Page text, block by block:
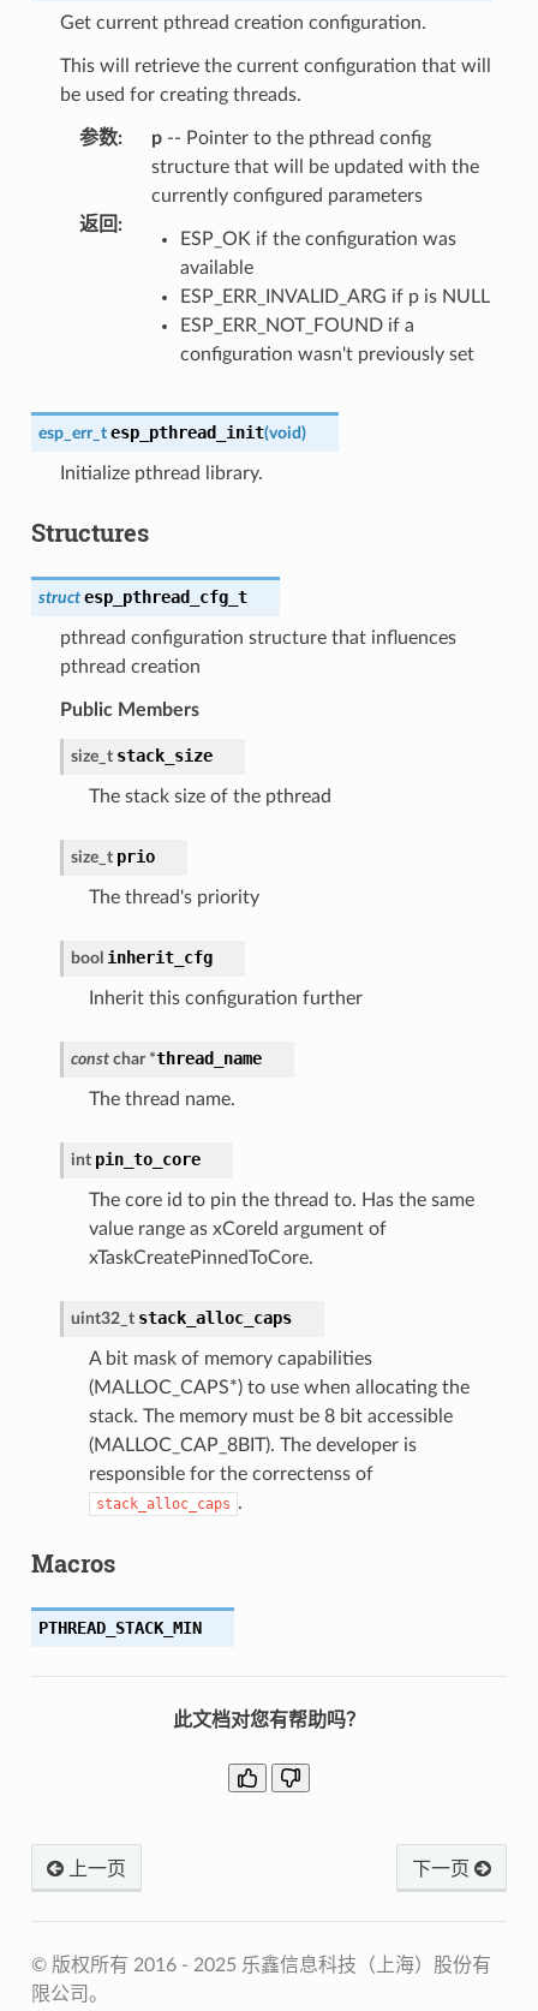
Get current pthread creation configuration.
This will retrieve the current configuration that will
be used for creating threads.
参数: p-- Pointer to the pthread config
structure that will be updated with the
currently configured parameters
返回 :
ESP_OK if the configuration was
available
ESP_ERR_INVALID_ARG if p is NULL
ESP_ERR_NOT_FOUND if a
configuration wasn't previously set
esp_err_t esp_pthread_init(void)
Initialize pthread library.
Structures
struct esp_pthread_cfg_t
pthread configuration structure that influences
pthread creation
Public Members
size_t stack_size
The stack size of the pthread
size_t prio
The thread's priority
bool inherit_cfg
Inherit this configuration further
const char *thread_name
The thread name.
int pin_to_core
The core id to pin the thread to. Has the same
value range as xCoreId argument of
xTaskCreatePinnedToCore.
uint32_t stack_alloc_caps
A bit mask of memory capabilities
(MALLOC_CAPS*) to use when allocating the
stack. The memory must be 8 bit accessible
(MALLOC_CAP_8BIT). The developer is
responsible for the correctenss of
stack_alloc_caps .
Macros
PTHREAD_STACK_MIN
此文档对您有帮助吗？
上一页 下一页
© 版权所有 2016 - 2025 乐鑫信息科技（上海）股份有
限公司。